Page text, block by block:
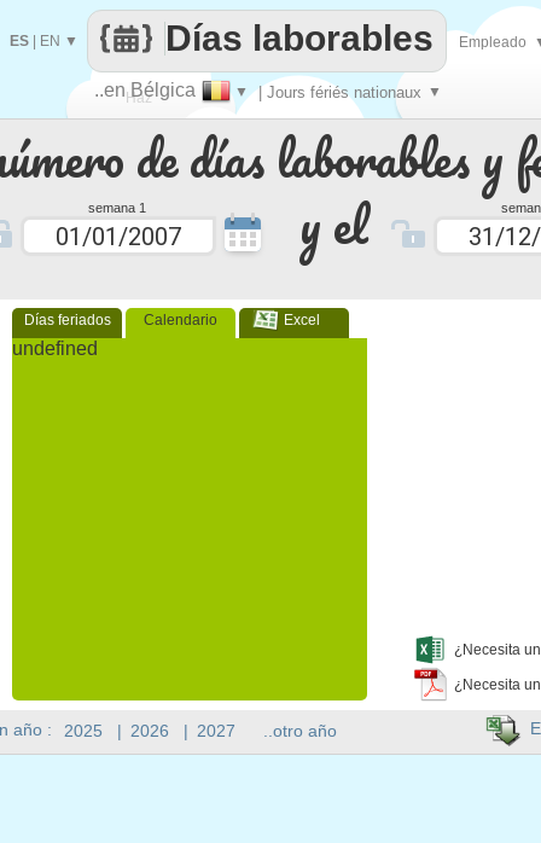
de días laborables y
semana 1 y el
Días feriados Calendario Excel
undefined
¿Necesita
¿Necesita
Haz
que
..en Bélgica ▼ | Jours fériés nationaux ▼
Días laborables
ES EN ▼ Empleado
año : 2025 | 2026 | 2027 ..otro año